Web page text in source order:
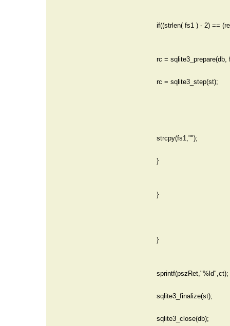
if((strlen( fs1 ) - 2) ==
rc =
rc = sqlite3_step(st);
strcpy(fs1,"");
}
}
}
sprintf(pszRet,"%ld",ct);
sqlite3_finalize(st);
sqlite3_close(db);